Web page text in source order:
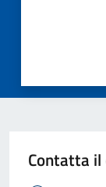
Contatta il